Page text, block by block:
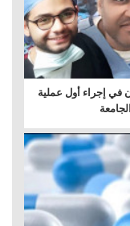
في إجراء أول عملية